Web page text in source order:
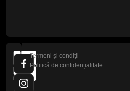
Termeni și condiții
Politică de confidențialitate